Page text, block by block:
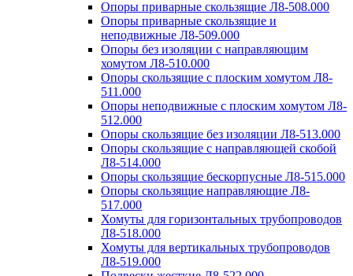
Опоры приварные скользящие Л8-508.000
Опоры приварные скользящие и
неподвижные Л8-509.000
Опоры без изоляции с направляющим
хомутом Л8-510.000
Опоры скользящие с плоским хомутом Л8-
511.000
Опоры неподвижные с плоским хомутом Л8-
512.000
Опоры скользящие без изоляции Л8-513.000
Опоры скользящие с направляющей скобой
Л8-514.000
Опоры скользящие бескорпусные Л8-515.000
Опоры скользящие направляющие Л8-
517.000
Хомуты для горизонтальных трубопроводов
Л8-518.000
Хомуты для вертикальных трубопроводов
Л8-519.000